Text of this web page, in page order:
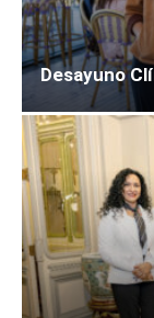
Desayuno